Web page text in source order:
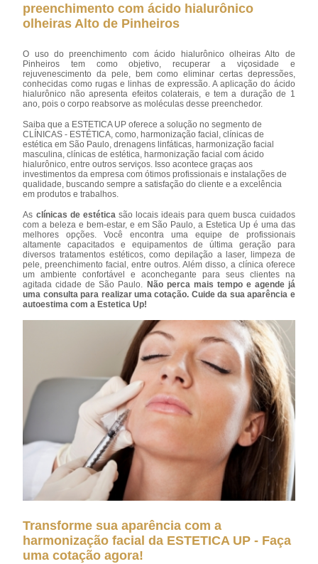
preenchimento com ácido hialurônico
olheiras Alto de Pinheiros
O uso do preenchimento com ácido hialurônico olheiras Alto de
Pinheiros tem como objetivo, recuperar a viçosidade e
rejuvenescimento da pele, bem como eliminar certas depressões,
conhecidas como rugas e linhas de expressão. A aplicação do ácido
hialurônico não apresenta efeitos colaterais, e tem a duração de 1
ano, pois o corpo reabsorve as moléculas desse preenchedor.
Saiba que a ESTETICA UP oferece a solução no segmento de
CLÍNICAS - ESTÉTICA, como, harmonização facial, clínicas de
estética em São Paulo, drenagens linfáticas, harmonização facial
masculina, clínicas de estética, harmonização facial com ácido
hialurônico, entre outros serviços. Isso acontece graças aos
investimentos da empresa com ótimos profissionais e instalações de
qualidade, buscando sempre a satisfação do cliente e a excelência
em produtos e trabalhos.
As clínicas de estética são locais ideais para quem busca cuidados
com a beleza e bem-estar, e em São Paulo, a Estetica Up é uma das
melhores opções. Você encontra uma equipe de profissionais
altamente capacitados e equipamentos de última geração para
diversos tratamentos estéticos, como depilação a laser, limpeza de
pele, preenchimento facial, entre outros. Além disso, a clínica oferece
um ambiente confortável e aconchegante para seus clientes na
agitada cidade de São Paulo. Não perca mais tempo e agende já
uma consulta para realizar uma cotação. Cuide da sua aparência e
autoestima com a Estetica Up!
Transforme sua aparência com a
harmonização facial da ESTETICA UP - Faça
uma cotação agora!